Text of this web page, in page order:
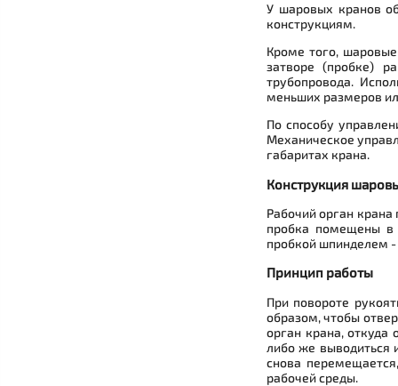
У шаровых кранов
конструкциям.
Кроме того,
затворе (пробке)
трубопровода.
меньших размеров
По способу
Механическое
габаритах крана.
Конструкция
Рабочий орган
пробка помещены в
пробкой шпинделем -
Принцип работы
При повороте
образом, чтобы
орган крана, откуда
либо же выводиться
снова
рабочей среды.